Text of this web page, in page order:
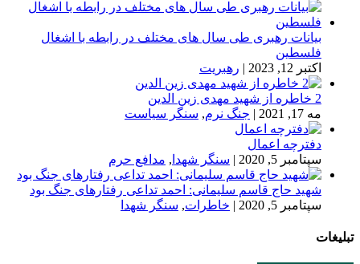
بیانات رهبری طی سال های مختلف در رابطه با اشغال
فلسطین
اکتبر 12, 2023
| رهبریت
2 خاطره از شهید مهدی زین الدین
مه 17, 2021
| جنگ نرم, سنگر سیاست
دفترچه اعمال
سپتامبر 5, 2020
| سنگر شهدا , مدافع حرم
شهید حاج قاسم سلیمانی: احمد تداعی رفتارهای جنگ بود
سپتامبر 5, 2020
| خاطرات, سنگر شهدا
تبلیغات